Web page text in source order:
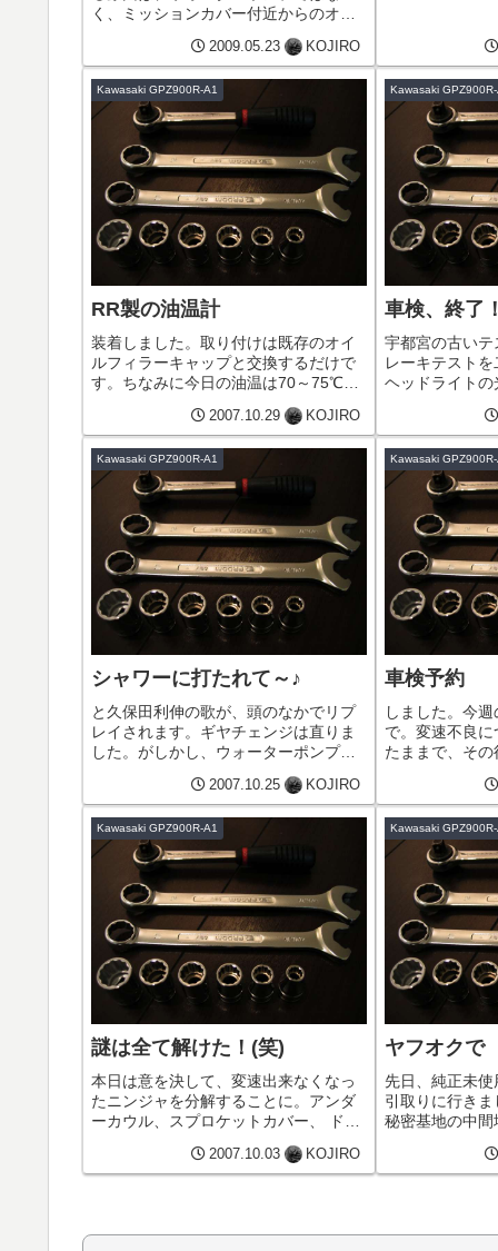
く、ミッションカバー付近からのオイ
もかなり多いようで…これが主たる要
因かも^^;
2009.05.23 KOJIRO
温計がHまで
ォーターライ
Kawasaki GPZ900R-A1
RR製の油温計
装着しました。取り付けは既存のオイ
ルフィラーキャップと交換するだけで
す。ちなみに今日の油温は70～75℃で
ごとに設定があり、このGPZ750Rから
ZZR1200まで装着可能ですが、この車
種用はあまり輸入さ...
2007.10.29 KOJIRO
Kawasaki
車検、終了
宇都宮の古い
レーキテスト
ヘッドライト
Kawasaki GPZ900R-A1
シャワーに打たれて～♪
と久保田利伸の歌が、頭のなかでリプ
レイされます。ギヤチェンジは直りま
した。がしかし、ウォーターポンプか
の歌よりも、もっとセンチメンタルな
曲の方が似合います。ということで本
日はこれまで。撤収～♪
2007.10.25 KOJIRO
Kawasaki
車検予約
しました。今
で。変速不良
たままで、そ
け取り済みな
から整備する
日の午後の最
お昼...
Kawasaki GPZ900R-A1
謎は全て解けた！(笑)
本日は意を決して、変速出来なくなっ
たニンジャを分解することに。アンダ
ーカウル、スプロケットカバー、 ドラ
ト、マフラーカバーを外してもミッシ
ョンカバーは外れず、ウォーターポン
2007.10.03 KOJIRO
Kawasaki
ヤフオクで
先日、純正未
引取りに行き
秘密基地の中
も昔、お客さ
ものがデッド